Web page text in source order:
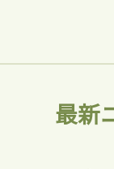
最新